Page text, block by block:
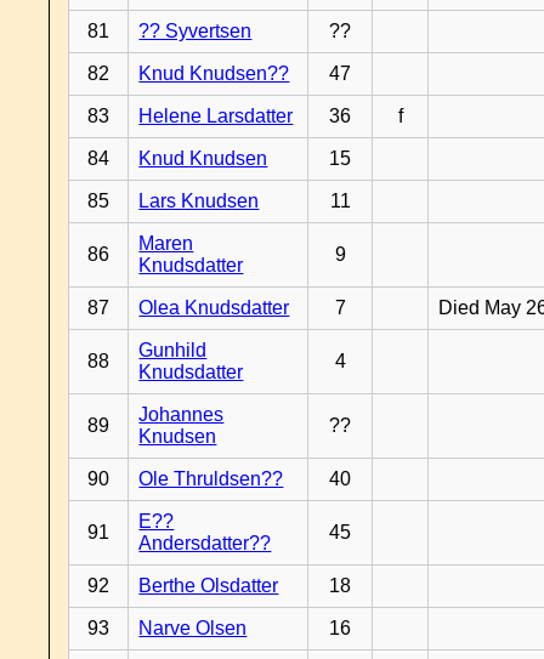
81 ?? Syvertsen ??
82 Knud Knudsen?? 47
83 Helene Larsdatter 36 f
84 Knud Knudsen 15
85 Lars Knudsen 11
86
Maren
Knudsdatter
9
87 Olea Knudsdatter 7 Died May
88
Gunhild
Knudsdatter
4
89
Johannes
Knudsen
??
90 Ole Thruldsen?? 40
91
E??
Andersdatter??
45
92 Berthe Olsdatter 18
93 Narve Olsen 16